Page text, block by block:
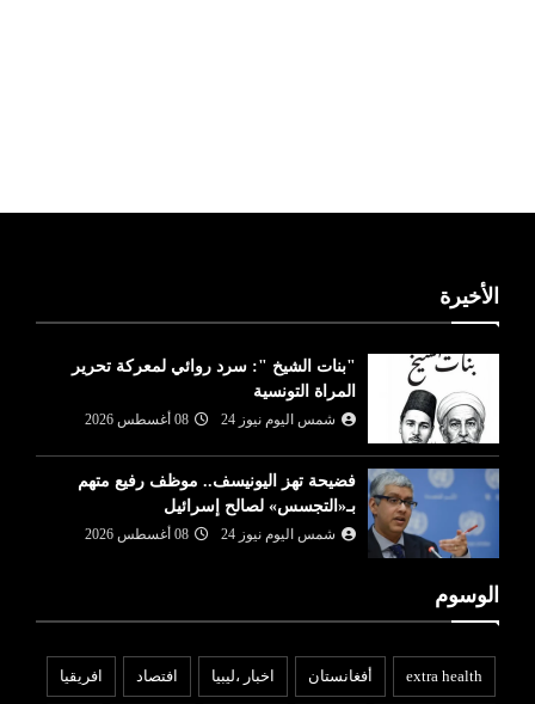
الأخيرة
"بنات الشيخ ": سرد روائي لمعركة تحرير
المراة التونسية
شمس اليوم نيوز 24 08 أغسطس 2026
فضيحة تهز اليونيسف.. موظف رفيع متهم
بـ«التجسس» لصالح إسرائيل
شمس اليوم نيوز 24 08 أغسطس 2026
الوسوم
extra health أفغانستان اخبار ،ليبيا افتصاد افريقيا